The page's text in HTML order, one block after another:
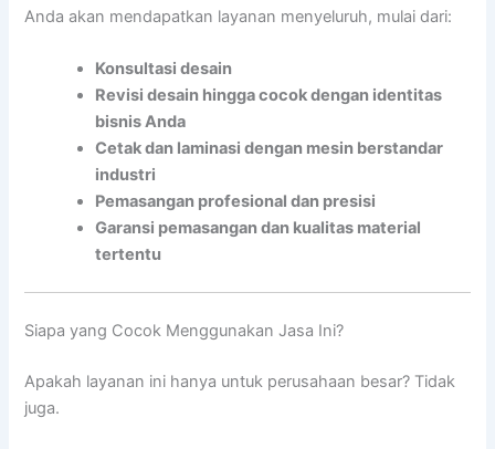
Anda akan mendapatkan layanan menyeluruh, mulai dari:
Konsultasi desain
Revisi desain hingga cocok dengan identitas
bisnis Anda
Cetak dan laminasi dengan mesin berstandar
industri
Pemasangan profesional dan presisi
Garansi pemasangan dan kualitas material
tertentu
Siapa yang Cocok Menggunakan Jasa Ini?
Apakah layanan ini hanya untuk perusahaan besar? Tidak
juga.